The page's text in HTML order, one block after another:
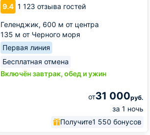
9.4 1 123 отзыва гостей
Геленджик, 600 м от центра
135 м от Черного моря
Первая линия
Бесплатная отмена
Включён завтрак, обед и ужин
от31 000руб.
за 1 ночь
Получите1 550 бонусов